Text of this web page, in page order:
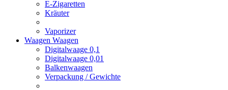
E-Zigaretten
Kräuter
Vaporizer
Waagen Waagen
Digitalwaage 0,1
Digitalwaage 0,01
Balkenwaagen
Verpackung / Gewichte